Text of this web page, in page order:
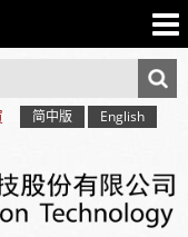
简中版 English